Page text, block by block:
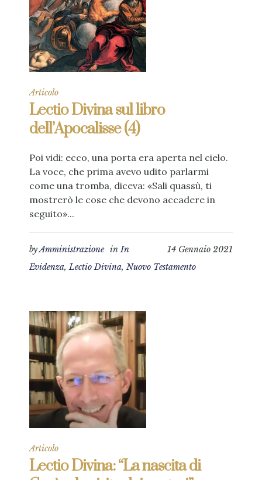
Articolo
Lectio Divina sul libro
dell’Apocalisse (4)
Poi vidi: ecco, una porta era aperta nel cielo.
La voce, che prima avevo udito parlarmi
come una tromba, diceva: «Sali quassù, ti
mostrerò le cose che devono accadere in
seguito»...
14 Gennaio 2021
byAmministrazione inIn
Evidenza,Lectio Divina, Nuovo Testamento
Articolo
Lectio Divina: “La nascita di